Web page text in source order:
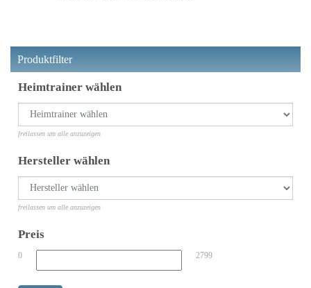
Produktfilter
Heimtrainer wählen
freilassen um alle anzuzeigen
Hersteller wählen
freilassen um alle anzuzeigen
Preis
0 2799